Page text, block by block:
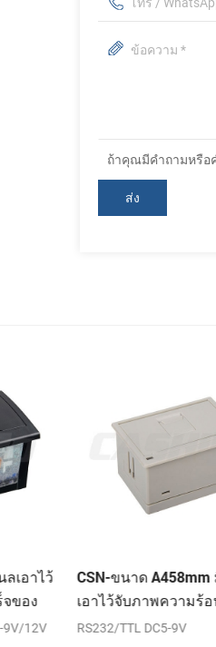
ถ้าคุณมีคำถามหรือ
CSN-ขนาด A458mm มินิพาเนล
เอาไว้จับภาพความร้อนที่ใบเสร็จ
ของเครื่องพิมพ์
RS232/TTL DC5-9V